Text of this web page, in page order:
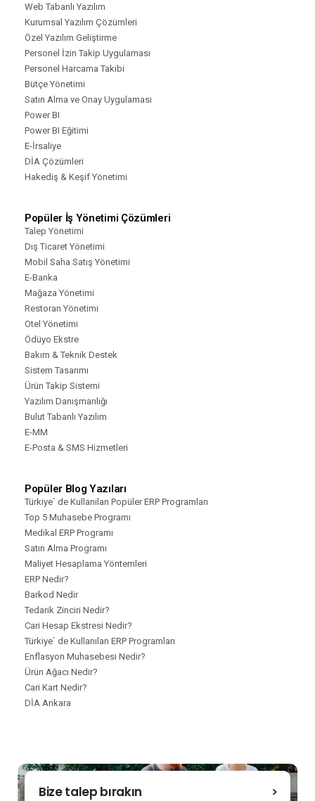
Web Tabanlı Yazılım
Kurumsal Yazılım Çözümleri
Özel Yazılım Geliştirme
Personel İzin Takip Uygulaması
Personel Harcama Takibi
Bütçe Yönetimi
Satın Alma ve Onay Uygulaması
Power BI
Power BI Eğitimi
E-İrsaliye
DİA Çözümleri
Hakediş & Keşif Yönetimi
Popüler İş Yönetimi Çözümleri
Talep Yönetimi
Dış Ticaret Yönetimi
Mobil Saha Satış Yönetimi
E-Banka
Mağaza Yönetimi
Restoran Yönetimi
Otel Yönetimi
Ödüyo Ekstre
Bakım & Teknik Destek
Sistem Tasarımı
Ürün Takip Sistemi
Yazılım Danışmanlığı
Bulut Tabanlı Yazılım
E-MM
E-Posta & SMS Hizmetleri
Popüler Blog Yazıları
Türkiye` de Kullanılan Popüler ERP Programları
Top 5 Muhasebe Programı
Medikal ERP Programı
Satın Alma Programı
Maliyet Hesaplama Yöntemleri
ERP Nedir?
Barkod Nedir
Tedarik Zinciri Nedir?
Cari Hesap Ekstresi Nedir?
Türkiye` de Kullanılan ERP Programları
Enflasyon Muhasebesi Nedir?
Ürün Ağacı Nedir?
Cari Kart Nedir?
DİA Ankara
Bize talep bırakın